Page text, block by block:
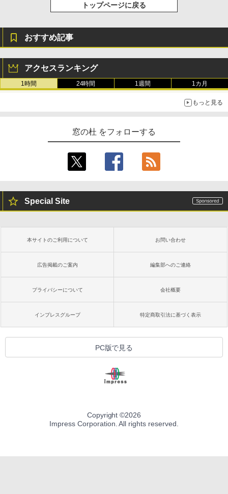
トップページに戻る
おすすめ記事
アクセスランキング
1時間 24時間 1週間 1カ月
もっと見る
窓の杜 をフォローする
Special Site
本サイトのご利用について お問い合わせ
広告掲載のご案内 編集部へのご連絡
プライバシーについて 会社概要
インプレスグループ 特定商取引法に基づく表示
PC版で見る
Copyright ©2026
Impress Corporation. All rights reserved.